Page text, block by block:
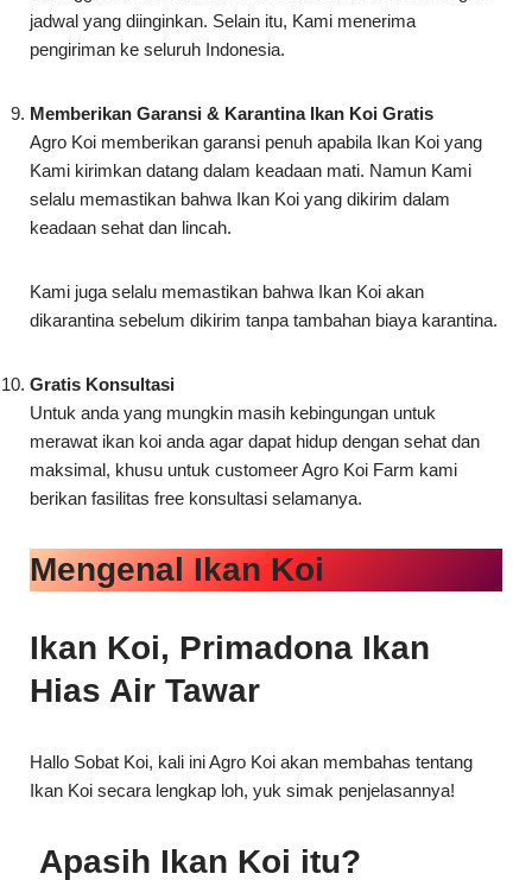
Agro Koi memberikan garansi penuh apabila Ikan Koi yang
Kami kirimkan datang dalam keadaan mati. Namun Kami
Kami juga selalu memastikan bahwa Ikan Koi akan
dikarantina sebelum dikirim tanpa tambahan biaya karantina.
Untuk anda yang mungkin masih kebingungan untuk
merawat ikan koi anda agar dapat hidup dengan sehat dan
Mengenal Ikan Koi
Ikan Koi, Primadona Ikan
Hias Air Tawar
Hallo Sobat Koi, kali ini Agro Koi akan membahas tentang
Ikan Koi secara lengkap loh, yuk simak penjelasannya!